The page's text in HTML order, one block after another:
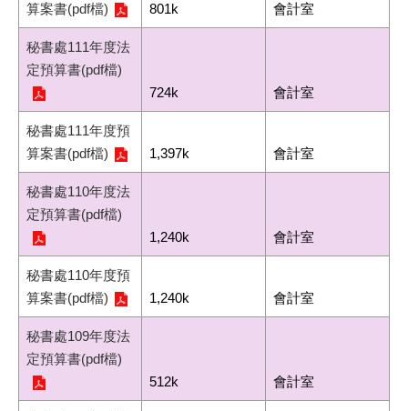
算案書(pdf檔)
801k 會計室
秘書處111年度法
定預算書(pdf檔)
724k
會計室
秘書處111年度預
算案書(pdf檔)
1,397k 會計室
秘書處110年度法
定預算書(pdf檔)
1,240k
會計室
秘書處110年度預
算案書(pdf檔)
1,240k 會計室
秘書處109年度法
定預算書(pdf檔)
512k
會計室